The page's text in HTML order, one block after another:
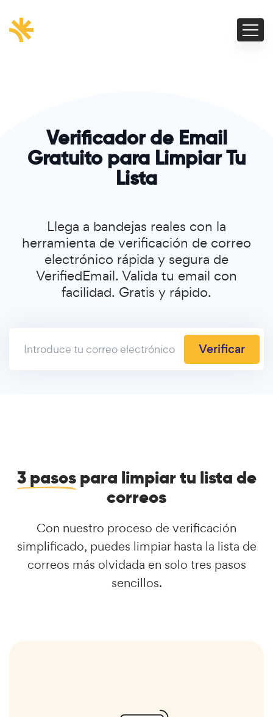
Verificador de Email
Gratuito para Limpiar Tu
Lista
Llega a bandejas reales con la
herramienta de verificación de correo
electrónico rápida y segura de
VerifiedEmail. Valida tu email con
facilidad. Gratis y rápido.
Verificar
3 pasospara limpiar tu lista de
correos
Con nuestro proceso de verificación
simplificado, puedes limpiar hasta la lista de
correos más olvidada en solo tres pasos
sencillos.